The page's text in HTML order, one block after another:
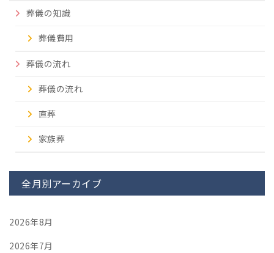
葬儀の知識
葬儀費用
葬儀の流れ
葬儀の流れ
直葬
家族葬
全月別アーカイブ
2026年8月
2026年7月